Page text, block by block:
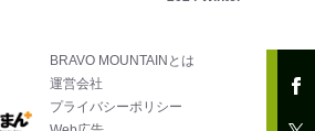
BRAVO MOUNTAINとは
運営会社
プライバシーポリシー